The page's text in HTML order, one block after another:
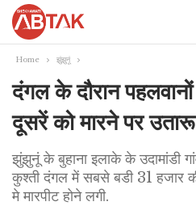
Home झुंझुनूं
दंगल के दौरान
दूसरें को मारने पर उतारू
झुंझुनूं के बुहाना इलाके के उदामांडी
कुश्ती दंगल में सबसे बडी 31 हजार
मे मारपीट होने लगी.